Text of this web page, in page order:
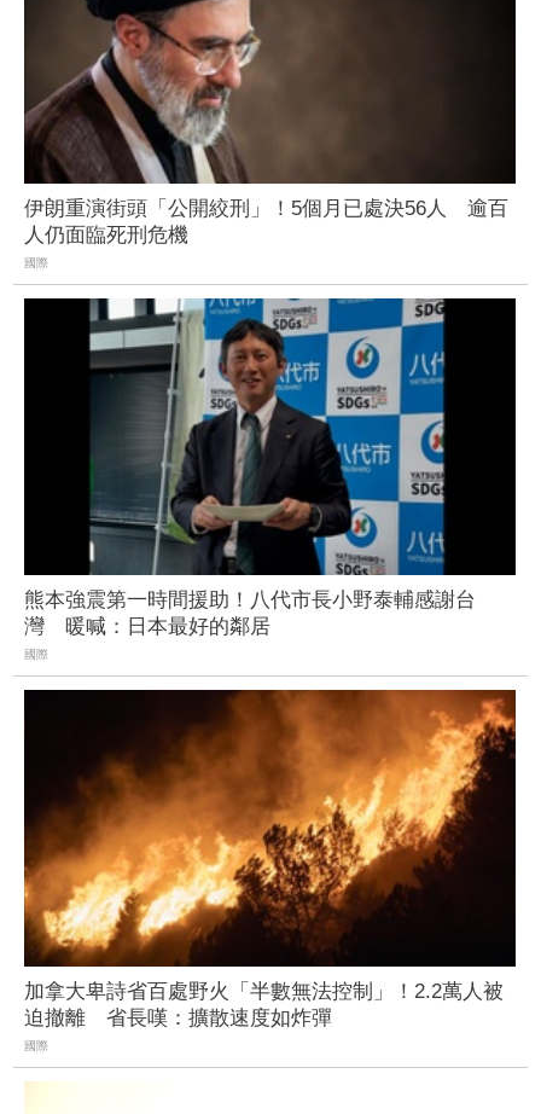
伊朗重演街頭「公開絞刑」！5個月已處決56人 逾百
人仍面臨死刑危機
國際
熊本強震第一時間援助！八代市長小野泰輔感謝台
灣 暖喊：日本最好的鄰居
國際
加拿大卑詩省百處野火「半數無法控制」！2.2萬人被
迫撤離 省長嘆：擴散速度如炸彈
國際